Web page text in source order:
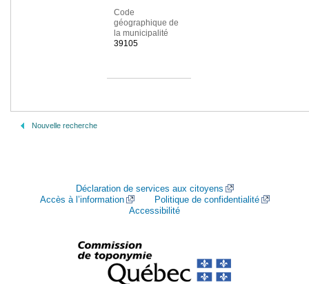
Code
géographique de
la municipalité
39105
Nouvelle recherche
Déclaration de services aux citoyens
Accès à l’information
Politique de confidentialité
Accessibilité